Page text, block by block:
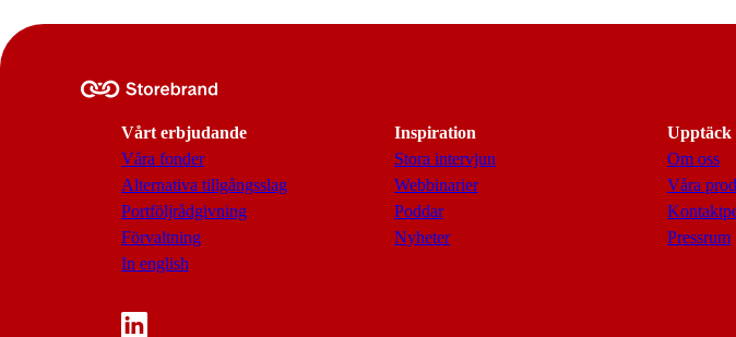
Vårt erbjudande
Våra fonder
Alternativa tillgångsslag
Portföljrådgivning
Förvaltning
In english
Inspiration
Stora intervjun
Webbinarier
Poddar
Nyheter
Upptäck
Om oss
Våra
Pressrum